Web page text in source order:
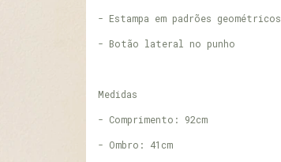
- Estampa em padrões geométricos
- Botão lateral no punho
Medidas
- Comprimento: 92cm
- Ombro: 41cm